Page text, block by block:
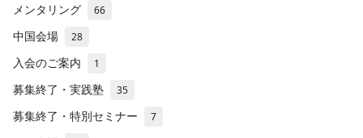
メンタリング 66
中国会場 28
入会のご案内 1
募集終了・実践塾 35
募集終了・特別セミナー 7